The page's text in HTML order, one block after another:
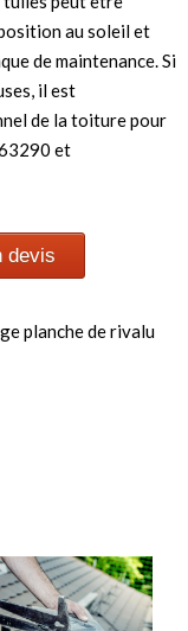
au soleil et
de maintenance. Si
il est
de la toiture pour
et
devis
planche de rivalu